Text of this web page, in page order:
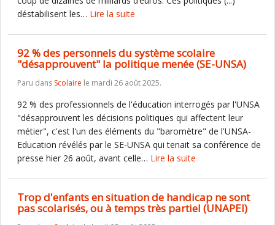
déstabilisent les… Lire la suite
92 % des personnels du système scolaire
"désapprouvent" la politique menée (SE-UNSA)
Paru dans Scolaire le mardi 26 août 2025.
92 % des professionnels de l'éducation interrogés par l'UNSA
"désapprouvent les décisions politiques qui affectent leur
métier", c'est l'un des éléments du "baromètre" de l'UNSA-
Education révélés par le SE-UNSA qui tenait sa conférence de
presse hier 26 août, avant celle… Lire la suite
Trop d'enfants en situation de handicap ne sont
pas scolarisés, ou à temps très partiel (UNAPEI)